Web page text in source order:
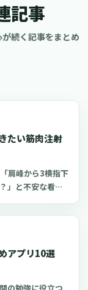
記事
続く記事をまとめ
たい筋肉注射
肩峰から3横指下
」と不安な看護
経損傷やSIRVA
かりやすく解説
アプリ10選